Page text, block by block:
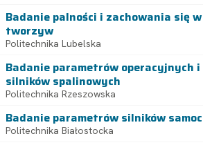
Badanie palności i zachowania się
tworzyw
Politechnika Lubelska
Badanie parametrów operacyjnych
silników spalinowych
Politechnika Rzeszowska
Badanie parametrów silników
Politechnika Białostocka